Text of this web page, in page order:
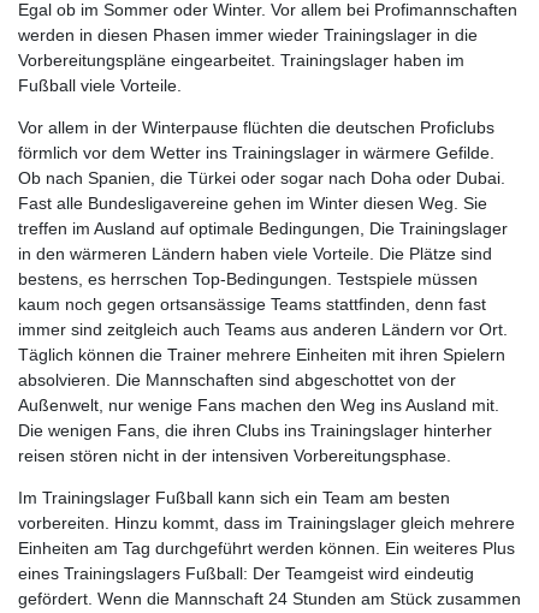
Egal ob im Sommer oder Winter. Vor allem bei Profimannschaften
werden in diesen Phasen immer wieder Trainingslager in die
Vorbereitungspläne eingearbeitet. Trainingslager haben im
Fußball viele Vorteile.
Vor allem in der Winterpause flüchten die deutschen Proficlubs
förmlich vor dem Wetter ins Trainingslager in wärmere Gefilde.
Ob nach Spanien, die Türkei oder sogar nach Doha oder Dubai.
Fast alle Bundesligavereine gehen im Winter diesen Weg. Sie
treffen im Ausland auf optimale Bedingungen, Die Trainingslager
in den wärmeren Ländern haben viele Vorteile. Die Plätze sind
bestens, es herrschen Top-Bedingungen. Testspiele müssen
kaum noch gegen ortsansässige Teams stattfinden, denn fast
immer sind zeitgleich auch Teams aus anderen Ländern vor Ort.
Täglich können die Trainer mehrere Einheiten mit ihren Spielern
absolvieren. Die Mannschaften sind abgeschottet von der
Außenwelt, nur wenige Fans machen den Weg ins Ausland mit.
Die wenigen Fans, die ihren Clubs ins Trainingslager hinterher
reisen stören nicht in der intensiven Vorbereitungsphase.
Im Trainingslager Fußball kann sich ein Team am besten
vorbereiten. Hinzu kommt, dass im Trainingslager gleich mehrere
Einheiten am Tag durchgeführt werden können. Ein weiteres Plus
eines Trainingslagers Fußball: Der Teamgeist wird eindeutig
gefördert. Wenn die Mannschaft 24 Stunden am Stück zusammen